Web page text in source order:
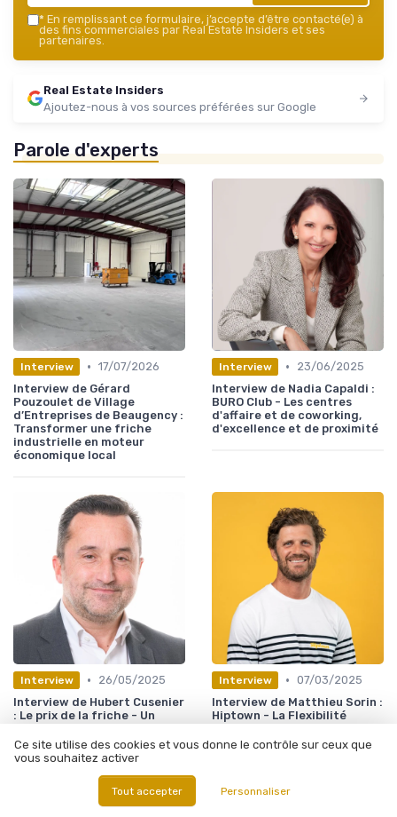
* En remplissant ce formulaire, j’accepte d’être contacté(e) à
des fins commerciales par Real Estate Insiders et ses
partenaires.
Real Estate Insiders
Ajoutez-nous à vos sources préférées sur Google
Parole d'experts
Interview • 17/07/2026
Interview de Gérard
Pouzoulet de Village
d’Entreprises de Beaugency :
Transformer une friche
industrielle en moteur
économique local
Interview •
23/06/2025
Interview de Nadia Capaldi :
BURO Club - Les centres
d'affaire et de coworking,
d'excellence et de proximité
Interview •
26/05/2025
Interview de Hubert Cusenier
: Le prix de la friche - Un
renouveau des zones
industrielles abandonnées
Interview • 07/03/2025
Interview de Matthieu Sorin :
Hiptown - La Flexibilité
Entreprises
Les plus lus
Ce site utilise des cookies et vous donne le contrôle sur ceux que
vous souhaitez activer
Tout accepter Personnaliser